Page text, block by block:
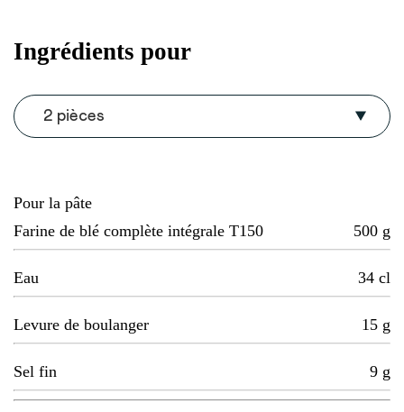
Ingrédients pour
2 pièces
Pour la pâte
Farine de blé complète intégrale T150
500 g
Eau 34 cl
Levure de boulanger 15 g
Sel fin 9 g